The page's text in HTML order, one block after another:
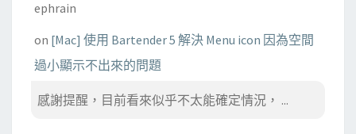
ephrain
on [Mac] 使用 Bartender 5 解決 Menu icon 因為空間
過小顯示不出來的問題
感謝提醒，目前看來似乎不太能確定情況， ...